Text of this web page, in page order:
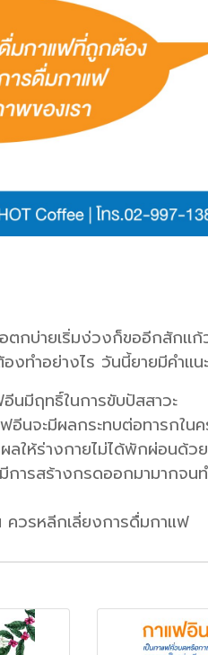
บ่ายเริ่มง่วงก็ขออีกสักเเก้
งทำอย่างไร วันนี้ยายมีคำเเ
นมีฤทธิ์ในการขับปัสสาวะ
นจะมีผลกระทบต่อทารกใ
ลให้ร่างกายไม่ได้พักผ่อนด้วย
ารสร้างกรดออกมามากจ
ควรหลีกเลี่ยงการดื่มกาแฟ